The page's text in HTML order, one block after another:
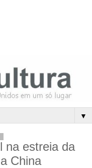
▼
na estreia da
China